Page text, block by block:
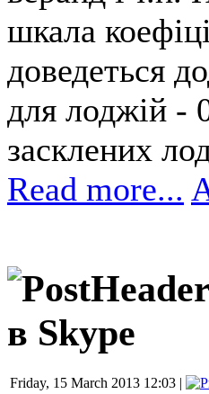
шкала
доведеться
для лоджій -
засклених
Read more...
в Skype
Friday, 15 March 2013 12:03 |